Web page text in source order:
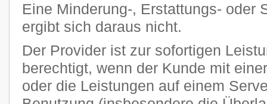
Eine Minderung-, Erstattungs- oder
ergibt sich daraus nicht.
Der Provider ist zur sofortigen
berechtigt, wenn der Kunde mit
oder die Leistungen auf einem